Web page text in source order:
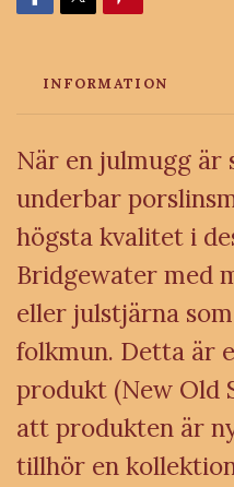
INFORMATION
När en julmugg är
underbar
högsta kvalitet i
Bridgewater med
eller julstjärna
folkmun. Detta är
produkt (New Old
att produkten är
tillhör en